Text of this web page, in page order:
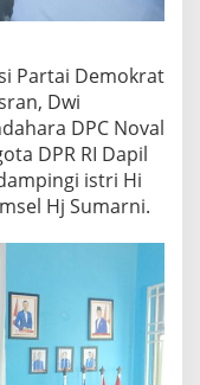
Partai Demokrat
Dwi
DPC Noval
DPR RI Dapil
istri Hi
Hj Sumarni.